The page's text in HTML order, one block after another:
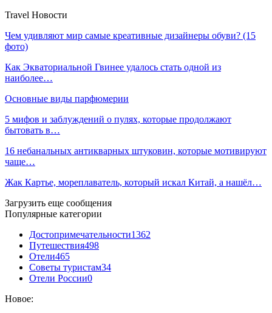
Travel Новости
Чем удивляют мир самые креативные дизайнеры обуви? (15
фото)
Как Экваториальной Гвинее удалось стать одной из
наиболее…
Основные виды парфюмерии
5 мифов и заблуждений о пулях, которые продолжают
бытовать в…
16 небанальных антикварных штуковин, которые мотивируют
чаще…
Жак Картье, мореплаватель, который искал Китай, а нашёл…
Загрузить еще сообщения
Популярные категории
Достопримечательности1362
Путешествия498
Отели465
Советы туристам34
Отели России0
Новое: